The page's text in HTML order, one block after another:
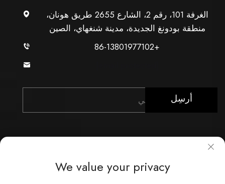
الغرفة 101، رقم 2، الشارع 2655 طريق هونان،
منطقة بودونغ الجديدة، مدينة شنغهاي، الصين
+86-13801977102
أرسِل
We value your privacy